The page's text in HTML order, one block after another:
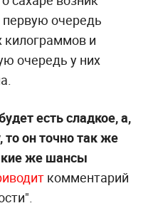
первую очередь
килограммов и
очередь у них
есть сладкое, а,
то он точно так же
же шансы
комментарий